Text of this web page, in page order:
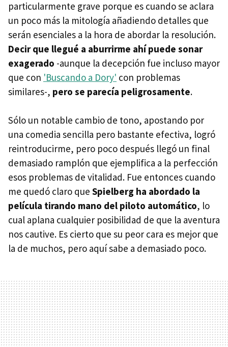
particularmente grave porque es cuando se aclara
un poco más la mitología añadiendo detalles que
serán esenciales a la hora de abordar la resolución.
Decir que llegué a aburrirme ahí puede sonar
exagerado -aunque la decepción fue incluso mayor
que con 'Buscando a Dory' con problemas
similares-, pero se parecía peligrosamente.
Sólo un notable cambio de tono, apostando por
una comedia sencilla pero bastante efectiva, logró
reintroducirme, pero poco después llegó un final
demasiado ramplón que ejemplifica a la perfección
esos problemas de vitalidad. Fue entonces cuando
me quedó claro que Spielberg ha abordado la
película tirando mano del piloto automático, lo
cual aplana cualquier posibilidad de que la aventura
nos cautive. Es cierto que su peor cara es mejor que
la de muchos, pero aquí sabe a demasiado poco.